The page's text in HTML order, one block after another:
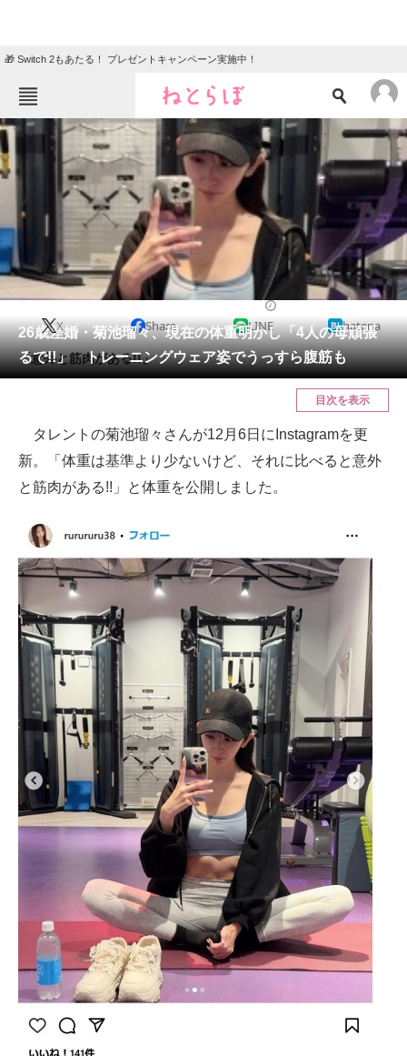
🎁 Switch 2もあたる！ プレゼントキャンペーン実施中！
ねとらぼメニュー
ニュース
クイズ
グルメ
住まい 教育・育児
リサーチ
会員記事
メディア
スマホと通信の最新トレンド
進化するPCとデバイスの未来
好きが集まる 比べて選べる
ビジネスと働き方のヒント
AI活用のいまが分かる
企業ITのトレンドを詳説
経営リーダーのコミュニティ
マーケ×ITの今がよく分かる
ITエンジニア向け専門サイト
企業向けIT製品の総合サイト
IT製品の技術・比較・事例
製造業のIT導入・活用を支援
モノづくり技術者専門サイト
エレクトロニクス専門サイト
電子設計の基本と応用
26歳差婚・菊池瑠々、現在の体重明かし「4人の母頑張
るで!!」 トレーニングウェア姿でうっすら腹筋も
X Share LINE hatena
「意外と筋肉がある!!」
目次を表示
タレントの菊池瑠々さんが12月6日にInstagramを更
新。「体重は基準より少ないけど、それに比べると意外
と筋肉がある!!」と体重を公開しました。